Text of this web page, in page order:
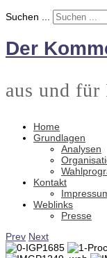
Suchen ...
Der
aus und für
Home
Grundlagen
Analysen
Kontakt
Weblinks
Presse
Prev Next